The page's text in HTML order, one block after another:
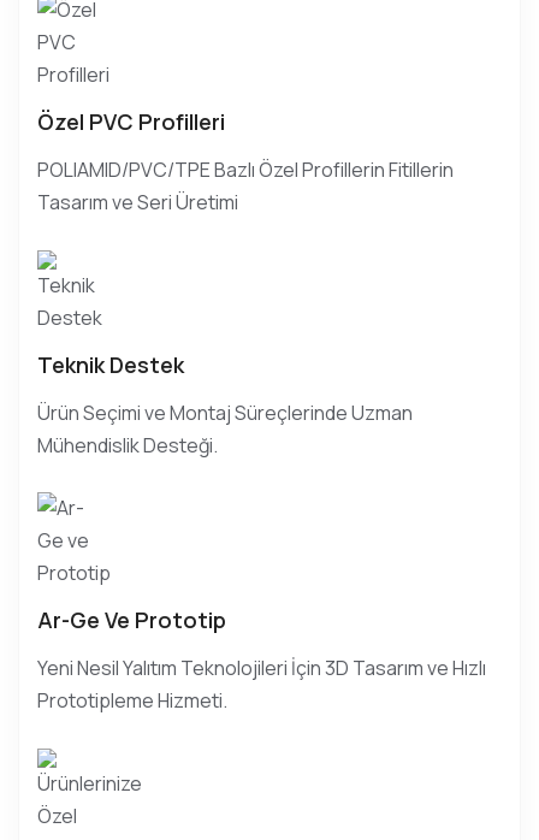
Özel PVC Profilleri
POLIAMID/PVC/TPE Bazlı Özel Profillerin Fitillerin
Tasarım ve Seri Üretimi
Teknik Destek
Ürün Seçimi ve Montaj Süreçlerinde Uzman
Mühendislik Desteği.
Ar-Ge Ve Prototip
Yeni Nesil Yalıtım Teknolojileri İçin 3D Tasarım ve Hızlı
Prototipleme Hizmeti.